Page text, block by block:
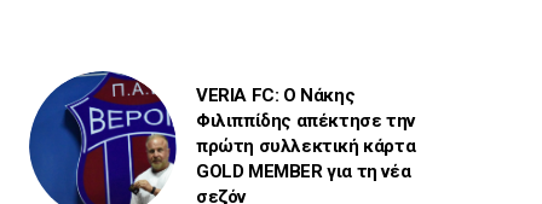
VERIA FC: Ο Νάκης
Φιλιππίδης απέκτησε την
πρώτη συλλεκτική κάρτα
GOLD MEMBER για τη νέα
σεζόν